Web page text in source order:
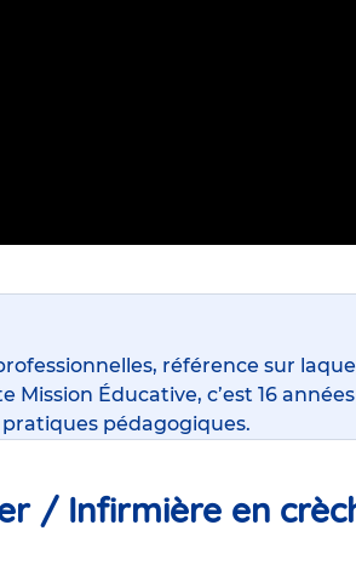
référence sur
Éducative, c’est 16
pédagogiques.
/ Infirmière en